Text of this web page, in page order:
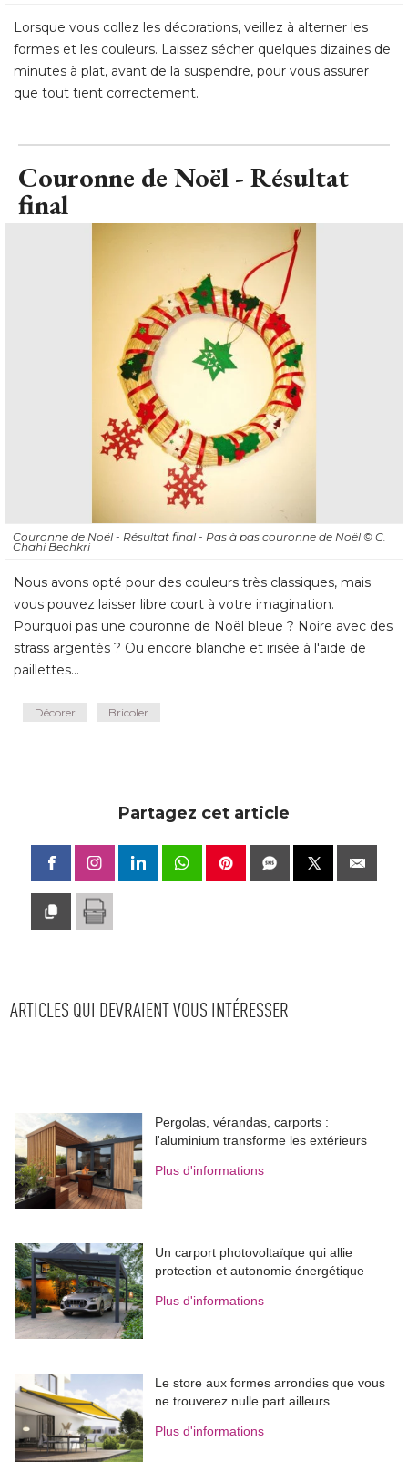
Lorsque vous collez les décorations, veillez à alterner les
formes et les couleurs. Laissez sécher quelques dizaines de
minutes à plat, avant de la suspendre, pour vous assurer
que tout tient correctement.
Couronne de Noël - Résultat
final
Couronne de Noël - Résultat final - Pas à pas couronne de Noël © C.
Chahi Bechkri
Nous avons opté pour des couleurs très classiques, mais
vous pouvez laisser libre court à votre imagination.
Pourquoi pas une couronne de Noël bleue ? Noire avec des
strass argentés ? Ou encore blanche et irisée à l'aide de
paillettes...
Décorer Bricoler
Partagez cet article
ARTICLES QUI DEVRAIENT VOUS INTÉRESSER
Pergolas, vérandas, carports :
l'aluminium transforme les extérieurs
Plus d'informations
Un carport photovoltaïque qui allie
protection et autonomie énergétique
Plus d'informations
Le store aux formes arrondies que vous
ne trouverez nulle part ailleurs
Plus d'informations